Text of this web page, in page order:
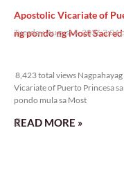
Apostolic Vicariate of
ng pondo ng Most
Tuesday, August 4, 2026 3:04
8,423 total views
Vicariate of Puerto Princesa
pondo mula sa Most
READ MORE »